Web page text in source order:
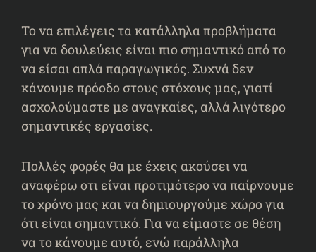
Το να επιλέγεις τα κατάλληλα προβλήματα
για να δουλεύεις είναι πιο σημαντικό από το
να είσαι απλά παραγωγικός. Συχνά δεν
κάνουμε πρόοδο στους στόχους μας, γιατί
ασχολούμαστε με αναγκαίες, αλλά λιγότερο
σημαντικές εργασίες.
Πολλές φορές θα με έχεις ακούσει να
αναφέρω οτι είναι προτιμότερο να παίρνουμε
το χρόνο μας και να δημιουργούμε χώρο για
ότι είναι σημαντικό. Για να είμαστε σε θέση
να το κάνουμε αυτό, ενώ παράλληλα